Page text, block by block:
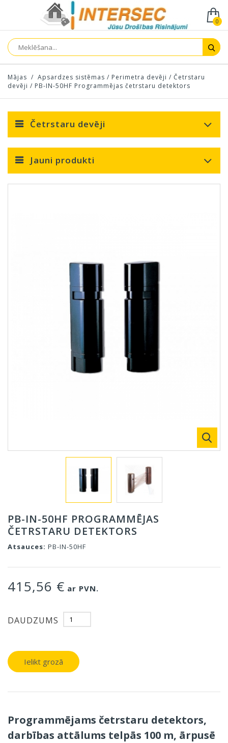
0
Mājas / Apsardzes sistēmas / Perimetra devēji / Četrstaru
devēji / PB-IN-50HF Programmējas četrstaru detektors
Četrstaru devēji
Jauni produkti
PB-IN-50HF PROGRAMMĒJAS
ČETRSTARU DETEKTORS
Atsauces: PB-IN-50HF
415,56 € ar PVN.
DAUDZUMS
Ielikt grozā
Programmējams četrstaru detektors,
darbības attālums telpās 100 m, ārpusē